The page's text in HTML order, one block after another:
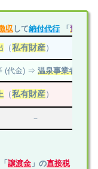
収 して納付代行 「預り金
（私有財産）
(代金) ⇒ 温泉事業者に
（私有財産）
－
譲渡金 」の直接税